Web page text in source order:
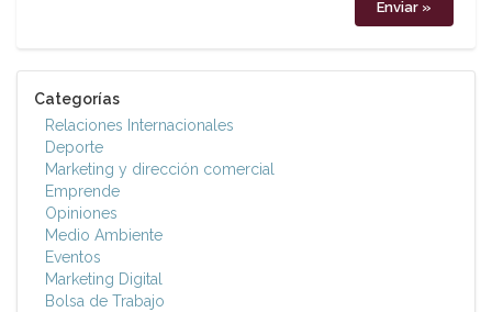
Categorías
Relaciones Internacionales
Deporte
Marketing y dirección comercial
Emprende
Opiniones
Medio Ambiente
Eventos
Marketing Digital
Bolsa de Trabajo